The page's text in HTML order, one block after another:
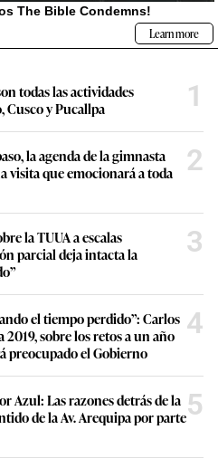
todas las actividades
Cusco y Pucallpa
1
la agenda de la gimnasta
visita que emocionará a toda
2
la TUUA a escalas
parcial deja intacta la
3
el tiempo perdido”: Carlos
sobre los retos a un año
preocupado el Gobierno
4
Azul: Las razones detrás de la
de la Av. Arequipa por parte5